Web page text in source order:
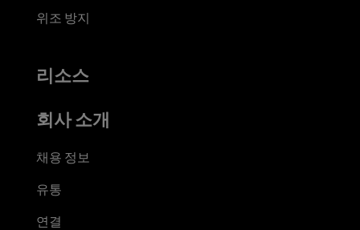
위조 방지
리소스
회사 소개
채용 정보
유통
연결